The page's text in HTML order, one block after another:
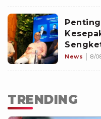
News 8/
TRENDING